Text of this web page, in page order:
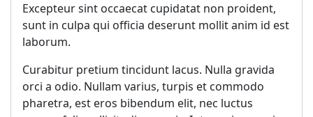
Excepteur sint occaecat cupidatat non proident,
sunt in culpa qui officia deserunt mollit anim id est
laborum.
Curabitur pretium tincidunt lacus. Nulla gravida
orci a odio. Nullam varius, turpis et commodo
pharetra, est eros bibendum elit, nec luctus